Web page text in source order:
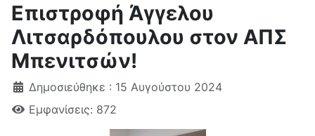
Επιστροφή Άγγελου
Λιτσαρδόπουλου στον ΑΠΣ
Μπενιτσών!
Δημοσιεύθηκε : 15 Αυγούστου 2024
Εμφανίσεις: 872